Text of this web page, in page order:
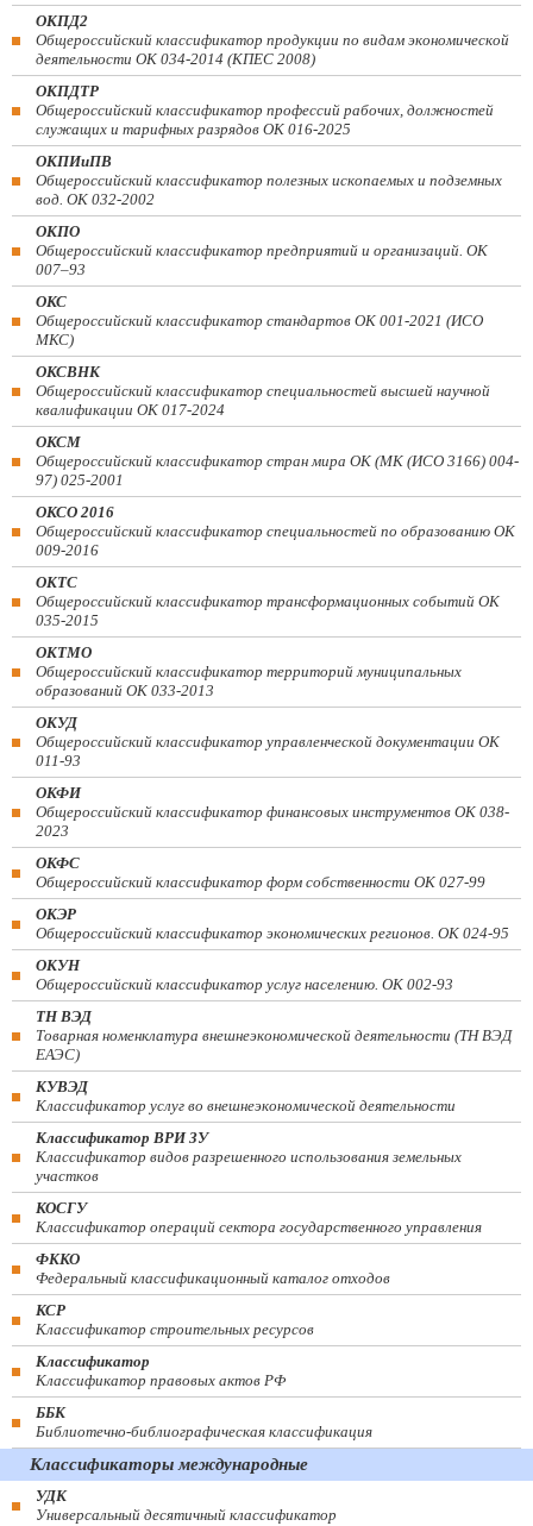
ОКПД2
Общероссийский классификатор продукции по видам экономической
деятельности ОК 034-2014 (КПЕС 2008)
ОКПДТР
Общероссийский классификатор профессий рабочих, должностей
служащих и тарифных разрядов ОК 016-2025
ОКПИиПВ
Общероссийский классификатор полезных ископаемых и подземных
вод. ОК 032-2002
ОКПО
Общероссийский классификатор предприятий и организаций. ОК
007–93
ОКС
Общероссийский классификатор стандартов ОК 001-2021 (ИСО
МКС)
ОКСВНК
Общероссийский классификатор специальностей высшей научной
квалификации ОК 017-2024
ОКСМ
Общероссийский классификатор стран мира ОК (МК (ИСО 3166) 004-
97) 025-2001
ОКСО 2016
Общероссийский классификатор специальностей по образованию ОК
009-2016
ОКТС
Общероссийский классификатор трансформационных событий ОК
035-2015
ОКТМО
Общероссийский классификатор территорий муниципальных
образований ОК 033-2013
ОКУД
Общероссийский классификатор управленческой документации ОК
011-93
ОКФИ
Общероссийский классификатор финансовых инструментов OK 038-
2023
ОКФС
Общероссийский классификатор форм собственности ОК 027-99
ОКЭР
Общероссийский классификатор экономических регионов. ОК 024-95
ОКУН
Общероссийский классификатор услуг населению. ОК 002-93
ТН ВЭД
Товарная номенклатура внешнеэкономической деятельности (ТН ВЭД
ЕАЭС)
КУВЭД
Классификатор услуг во внешнеэкономической деятельности
Классификатор ВРИ ЗУ
Классификатор видов разрешенного использования земельных
участков
КОСГУ
Классификатор операций сектора государственного управления
ФККО
Федеральный классификационный каталог отходов
КСР
Классификатор строительных ресурсов
Классификатор
Классификатор правовых актов РФ
ББК
Библиотечно-библиографическая классификация
Классификаторы международные
УДК
Универсальный десятичный классификатор